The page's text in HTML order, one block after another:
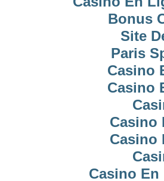
Bonus
Site
Paris
Casino
Casino
Casino
Casino
Casino En